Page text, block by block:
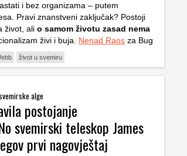
i bez organizama – putem
Pravi znanstveni zaključak? Postoji
život, ali o samom životu zasad nema
živi i buja. Nenad Raos za Bug
život u svemiru
alge
postojanje
svemirski teleskop James
prvi nagovještaj